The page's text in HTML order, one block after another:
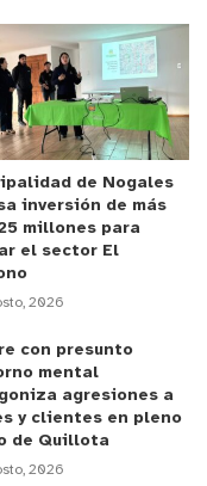
de la Central de
de forma
de
pocos minutos a
se concentraba la
a
preliminares del
cortaron
vivienda a través
las balizas de los
de Nogales
inversión de más
millones para
el sector El
2026
con presunto
mental
agresiones a
y clientes en pleno
de Quillota
2026